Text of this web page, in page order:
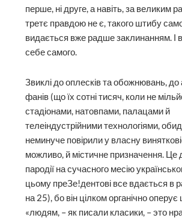
перше, ні друге, а навіть, за великим
третє правдою не є, такого штибу
видається вже радше заклинанням. І
себе самого.
Звиклі до оплесків та обожнювань, до
фанів (що їх сотні тисяч, коли не
стадіонами, натовпами, палацами й
телеіндустрійними технологіями,
неминуче повірили у власну
можливо, й містичне призначення. Це
пародії на сучасного месію
цьому преЗе!дентові все вдається в
на 25), бо він цілком органічно оперує
«людям, – як писали класики, – это